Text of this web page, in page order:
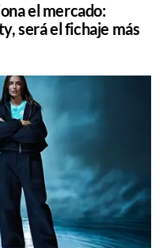
el mercado:
será el fichaje más